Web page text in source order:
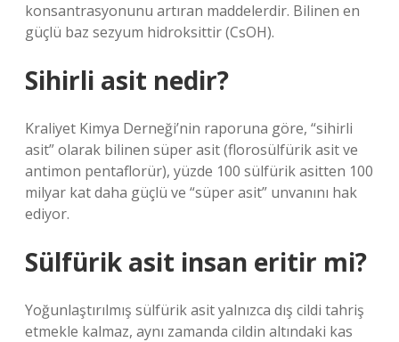
konsantrasyonunu artıran maddelerdir. Bilinen en
güçlü baz sezyum hidroksittir (CsOH).
Sihirli asit nedir?
Kraliyet Kimya Derneği’nin raporuna göre, “sihirli
asit” olarak bilinen süper asit (florosülfürik asit ve
antimon pentaflorür), yüzde 100 sülfürik asitten 100
milyar kat daha güçlü ve “süper asit” unvanını hak
ediyor.
Sülfürik asit insan eritir mi?
Yoğunlaştırılmış sülfürik asit yalnızca dış cildi tahriş
etmekle kalmaz, aynı zamanda cildin altındaki kas